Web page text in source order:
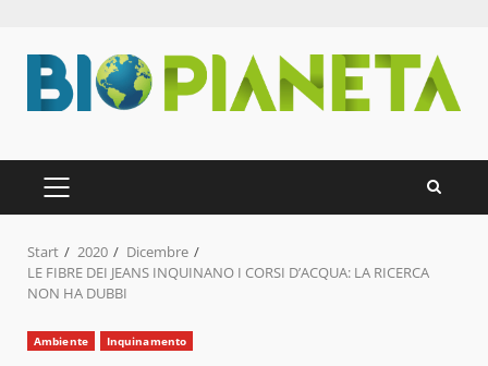
Inhalt
springen
PRIMÄRES
MENÜ
Start 2020
Dicembre
LE FIBRE DEI JEANS INQUINANO I CORSI D’ACQUA: LA RICERCA
NON HA DUBBI
Ambiente Inquinamento